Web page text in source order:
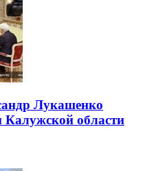
Лукашенко
Калужской области